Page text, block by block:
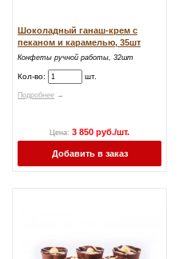
Шоколадный ганаш-крем с
пеканом и карамелью, 35шт
Конфеты ручной работы, 32шт
Кол-во: шт.
Подробнее →
Цена: 3 850 руб./шт.
Добавить в заказ